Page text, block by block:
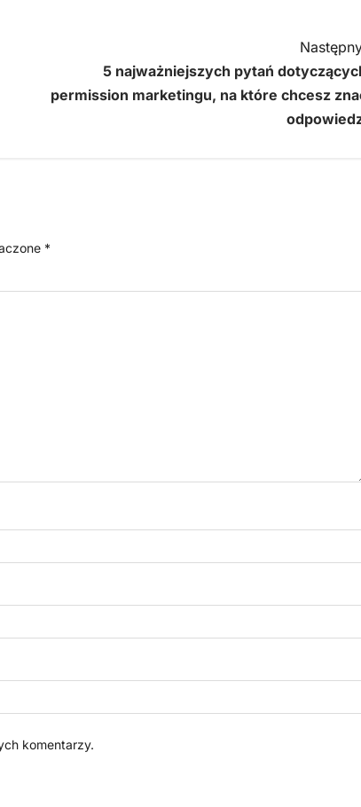
5 najważniejszych pytań
permission marketingu, na które chcesz
*
komentarzy.